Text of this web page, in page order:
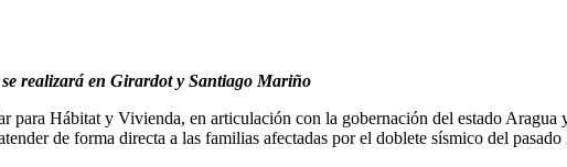
realizará en Girardot y Santiago Mariño
para Hábitat y Vivienda, en articulación con la gobernación del estado Aragua
de forma directa a las familias afectadas por el doblete sísmico del